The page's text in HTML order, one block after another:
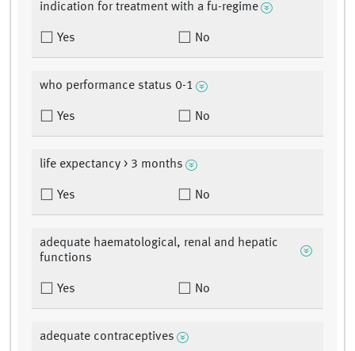
indication for treatment with a fu-regime
Yes No
who performance status 0-1
Yes No
life expectancy > 3 months
Yes No
adequate haematological, renal and hepatic
functions
Yes No
adequate contraceptives